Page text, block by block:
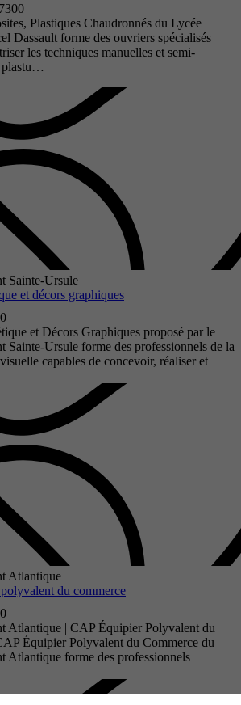
Plastiques Chaudronnés du Lycée
Dassault forme des ouvriers spécialisés
les techniques manuelles et semi-
plastu…
Sainte-Ursule
et décors graphiques
et Décors Graphiques proposé par le
Sainte-Ursule forme des professionnels de la
capables de concevoir, réaliser et
Atlantique
du commerce
Atlantique | CAP Équipier Polyvalent du
Équipier Polyvalent du Commerce du
Atlantique forme des professionnels